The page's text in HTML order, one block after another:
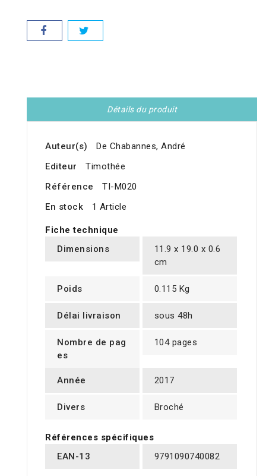
Détails du produit
Auteur(s)
De Chabannes, André
Editeur
Timothée
Référence
TI-M020
En stock
1 Article
Fiche technique
Dimensions
11.9 x 19.0 x 0.6
cm
Poids 0.115 Kg
Délai livraison sous 48h
Nombre de pag
es
104 pages
Année 2017
Divers Broché
Références spécifiques
EAN-13
9791090740082